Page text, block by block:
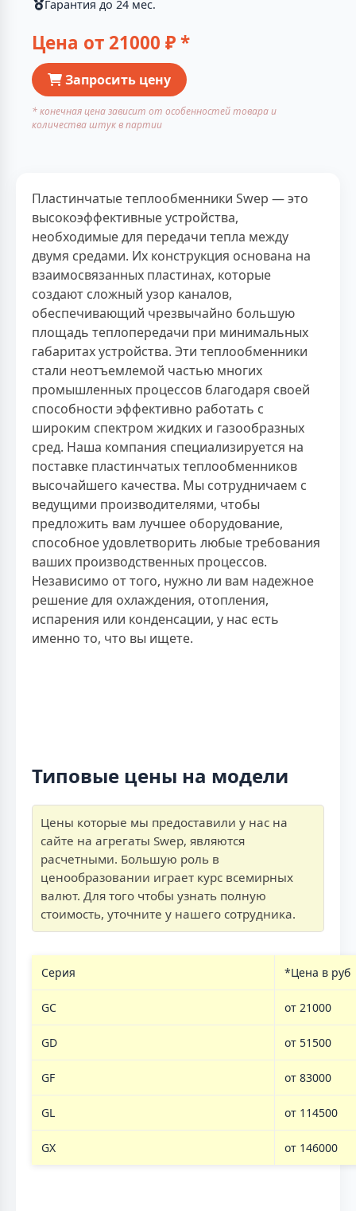
Гарантия до 24 мес.
Цена от 21000 ₽ *
Запросить цену
* конечная цена зависит от особенностей товара и
количества штук в партии
Пластинчатые теплообменники Swep — это
высокоэффективные устройства,
необходимые для передачи тепла между
двумя средами. Их конструкция основана на
взаимосвязанных пластинах, которые
создают сложный узор каналов,
обеспечивающий чрезвычайно большую
площадь теплопередачи при минимальных
габаритах устройства. Эти теплообменники
стали неотъемлемой частью многих
промышленных процессов благодаря своей
способности эффективно работать с
широким спектром жидких и газообразных
сред. Наша компания специализируется на
поставке пластинчатых теплообменников
высочайшего качества. Мы сотрудничаем с
ведущими производителями, чтобы
предложить вам лучшее оборудование,
способное удовлетворить любые требования
ваших производственных процессов.
Независимо от того, нужно ли вам надежное
решение для охлаждения, отопления,
испарения или конденсации, у нас есть
именно то, что вы ищете.
Типовые цены на модели
Цены которые мы предоставили у нас на
сайте на агрегаты Swep, являются
расчетными. Большую роль в
ценообразовании играет курс всемирных
валют. Для того чтобы узнать полную
стоимость, уточните у нашего сотрудника.
Серия *Цена в руб
GC от 21000
GD от 51500
GF от 83000
GL от 114500
GX от 146000